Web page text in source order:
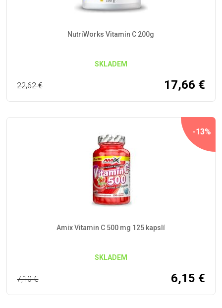
NutriWorks Vitamin C 200g
SKLADEM
22,62€ 17,66 €
-13%
Amix Vitamin C 500 mg 125 kapslí
SKLADEM
7,10€ 6,15 €